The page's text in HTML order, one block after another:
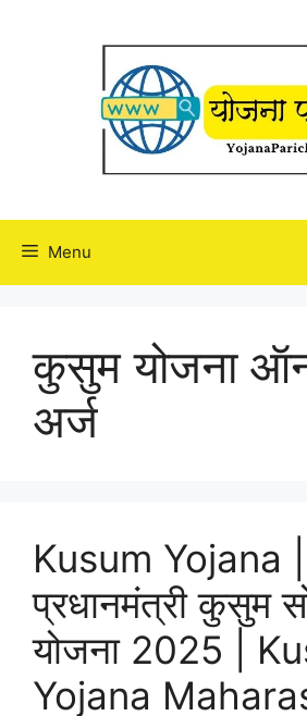
Menu
कुसुम योजना
अर्ज
Kusum Yojana |
प्रधानमंत्री कुसुम
योजना 2025 |
Yojana